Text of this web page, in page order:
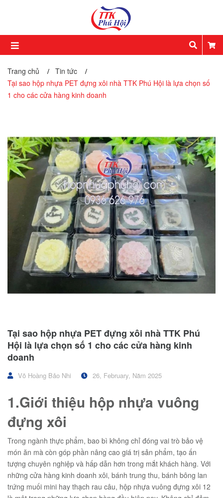
Trang chủ / Tin tức /
Tại sao hộp nhựa PET đựng xôi nhà TTK Phú Hội là lựa chọn số
1 cho các cửa hàng kinh doanh
Tại sao hộp nhựa PET đựng xôi nhà TTK Phú
Hội là lựa chọn số 1 cho các cửa hàng kinh
doanh
Võ Hoàng Bảo Nhi 26, February, Năm 2025
1.Giới thiệu hộp nhựa vuông
đựng xôi
Trong ngành thực phẩm, bao bì không chỉ đóng vai trò bảo vệ
món ăn mà còn góp phần nâng cao giá trị sản phẩm, tạo ấn
tượng chuyên nghiệp và hấp dẫn hơn trong mắt khách hàng. Với
những cửa hàng kinh doanh xôi, bánh trung thu, bánh bông lan
trứng muối mini hay thạch rau câu, hộp nhựa vuông đựng xôi 12